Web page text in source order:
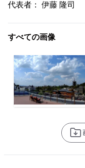
代表者： 伊藤 隆司
すべての画像